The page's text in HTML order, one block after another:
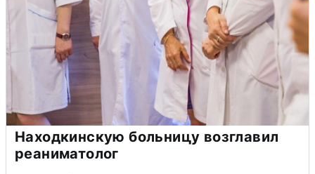
Находкинскую больницу возглавил
реаниматолог